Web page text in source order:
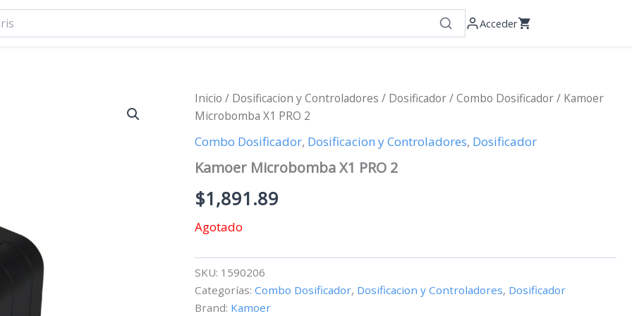
Acceder
Inicio / Dosificacion y Controladores / Dosificador/Combo Dosificador/ Kamoer
Microbomba X1 PRO 2
Combo Dosificador, Dosificacion y Controladores, Dosificador
Kamoer Microbomba X1 PRO 2
$1,891.89
Agotado
SKU: 1590206
Categorías: Combo Dosificador, Dosificacion y Controladores, Dosificador
Brand: Kamoer